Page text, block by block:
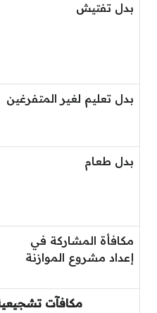
بدل تفتيش
بدل تعليم لغير المتفرغين
بدل طعام
مكافأة المشاركة في
إعداد مشروع الموازنة
مكافآت